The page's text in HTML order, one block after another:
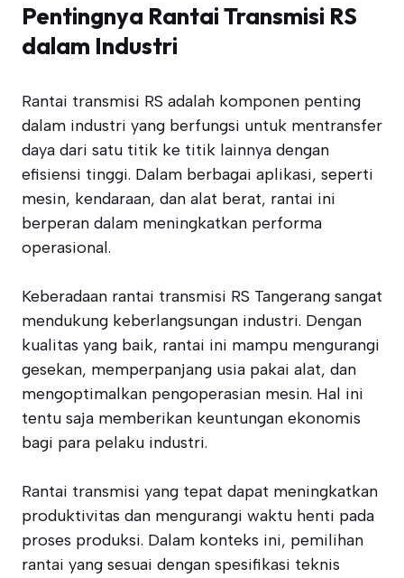
Pentingnya Rantai Transmisi RS
dalam Industri
Rantai transmisi RS adalah komponen penting
dalam industri yang berfungsi untuk mentransfer
daya dari satu titik ke titik lainnya dengan
efisiensi tinggi. Dalam berbagai aplikasi, seperti
mesin, kendaraan, dan alat berat, rantai ini
berperan dalam meningkatkan performa
operasional.
Keberadaan rantai transmisi RS Tangerang sangat
mendukung keberlangsungan industri. Dengan
kualitas yang baik, rantai ini mampu mengurangi
gesekan, memperpanjang usia pakai alat, dan
mengoptimalkan pengoperasian mesin. Hal ini
tentu saja memberikan keuntungan ekonomis
bagi para pelaku industri.
Rantai transmisi yang tepat dapat meningkatkan
produktivitas dan mengurangi waktu henti pada
proses produksi. Dalam konteks ini, pemilihan
rantai yang sesuai dengan spesifikasi teknis